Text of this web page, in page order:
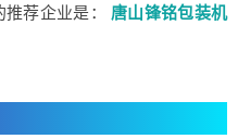
推荐企业是： 唐山锋铭包装机